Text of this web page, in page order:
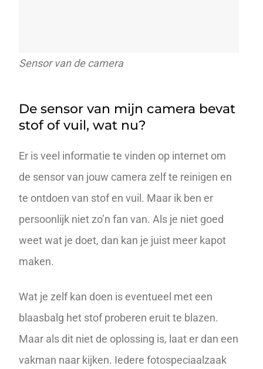
Sensor van de camera
De sensor van mijn camera bevat
stof of vuil, wat nu?
Er is veel informatie te vinden op internet om
de sensor van jouw camera zelf te reinigen en
te ontdoen van stof en vuil. Maar ik ben er
persoonlijk niet zo’n fan van. Als je niet goed
weet wat je doet, dan kan je juist meer kapot
maken.
Wat je zelf kan doen is eventueel met een
blaasbalg het stof proberen eruit te blazen.
Maar als dit niet de oplossing is, laat er dan een
vakman naar kijken. Iedere fotospeciaalzaak